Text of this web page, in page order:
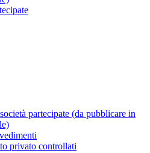
partecipate (da pubblicare in
privato controllati